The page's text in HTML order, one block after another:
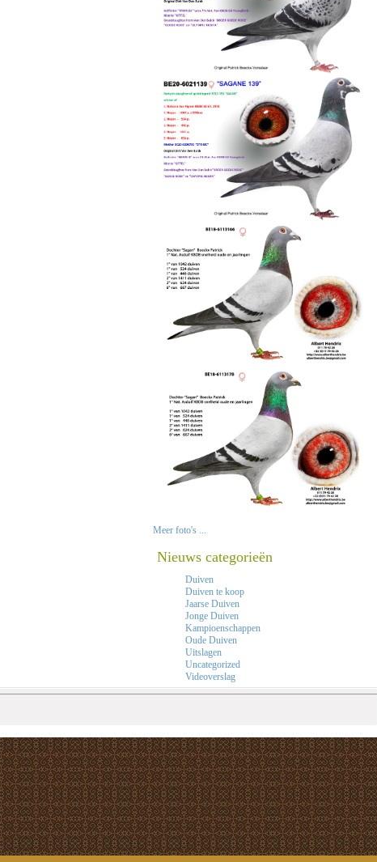
Meer foto's ...
Nieuws categorieën
Duiven
Duiven te koop
Jaarse Duiven
Jonge Duiven
Kampioenschappen
Oude Duiven
Uitslagen
Uncategorized
Videoverslag